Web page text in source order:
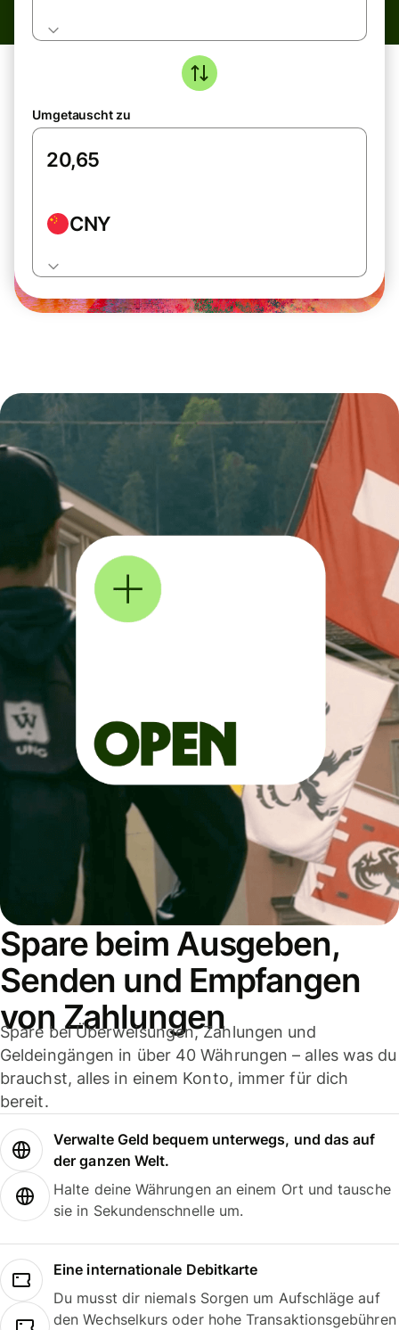
Umgetauscht zu
CNY
Spare beim Ausgeben,
Senden und Empfangen
von Zahlungen
Spare bei Überweisungen, Zahlungen und
Geldeingängen in über 40 Währungen – alles was du
brauchst, alles in einem Konto, immer für dich
bereit.
Verwalte Geld bequem unterwegs, und das auf
der ganzen Welt.
Halte deine Währungen an einem Ort und tausche
sie in Sekundenschnelle um.
Eine internationale Debitkarte
Du musst dir niemals Sorgen um Aufschläge auf
den Wechselkurs oder hohe Transaktionsgebühren